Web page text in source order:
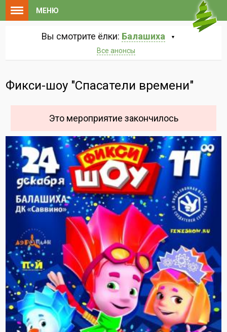
МЕНЮ
Вы смотрите ёлки: Балашиха
Все анонсы
Фикси-шоу "Спасатели времени"
Это мероприятие закончилось